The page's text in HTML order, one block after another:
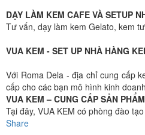
DẠY LÀM KEM CAFE VÀ SETUP
Tư vấn, dạy làm kem Gelato, kem
VUA KEM - SET UP NHÀ HÀNG
Với Roma Dela - địa chỉ cung cấp
cấp cho các bạn mô hình kinh
VUA KEM – CUNG CẤP SẢN
Tại đây, VUA KEM có phòng đào
Share